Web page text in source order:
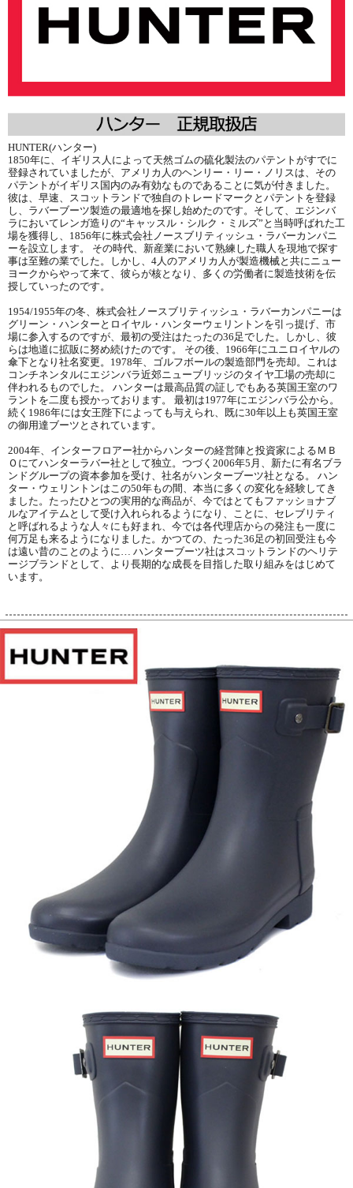
HUNTER(ハンター)
1850年に、イギリス人によって天然ゴムの硫化製法のパテントがすでに
登録されていましたが、アメリカ人のヘンリー・リー・ノリスは、その
パテントがイギリス国内のみ有効なものであることに気が付きました。
彼は、早速、スコットランドで独自のトレードマークとパテントを登録
し、ラバーブーツ製造の最適地を探し始めたのです。そして、エジンバ
ラにおいてレンガ造りの“キャッスル・シルク・ミルズ”と当時呼ばれた工
場を獲得し、1856年に株式会社ノースブリティッシュ・ラバーカンパニ
ーを設立します。 その時代、新産業において熟練した職人を現地で探す
事は至難の業でした。しかし、4人のアメリカ人が製造機械と共にニュー
ヨークからやって来て、彼らが核となり、多くの労働者に製造技術を伝
授していったのです。
1954/1955年の冬、株式会社ノースブリティッシュ・ラバーカンパニーは
グリーン・ハンターとロイヤル・ハンターウェリントンを引っ提げ、市
場に参入するのですが、最初の受注はたったの36足でした。しかし、彼
らは地道に拡販に努め続けたのです。 その後、1966年にユニロイヤルの
傘下となり社名変更。1978年、ゴルフボールの製造部門を売却。これは
コンチネンタルにエジンバラ近郊ニューブリッジのタイヤ工場の売却に
伴われるものでした。 ハンターは最高品質の証しでもある英国王室のワ
ラントを二度も授かっております。 最初は1977年にエジンバラ公から。
続く1986年には女王陛下によっても与えられ、既に30年以上も英国王室
の御用達ブーツとされています。
2004年、インターフロアー社からハンターの経営陣と投資家によるＭＢ
Ｏにてハンターラバー社として独立。つづく2006年5月、新たに有名ブラ
ンドグループの資本参加を受け、社名がハンターブーツ社となる。 ハン
ター・ウェリントンはこの50年もの間、本当に多くの変化を経験してき
ました。たったひとつの実用的な商品が、今ではとてもファッショナブ
ルなアイテムとして受け入れられるようになり、ことに、セレブリティ
と呼ばれるような人々にも好まれ、今では各代理店からの発注も一度に
何万足も来るようになりました。かつての、たった36足の初回受注も今
は遠い昔のことのように… ハンターブーツ社はスコットランドのヘリテ
ージブランドとして、より長期的な成長を目指した取り組みをはじめて
います。